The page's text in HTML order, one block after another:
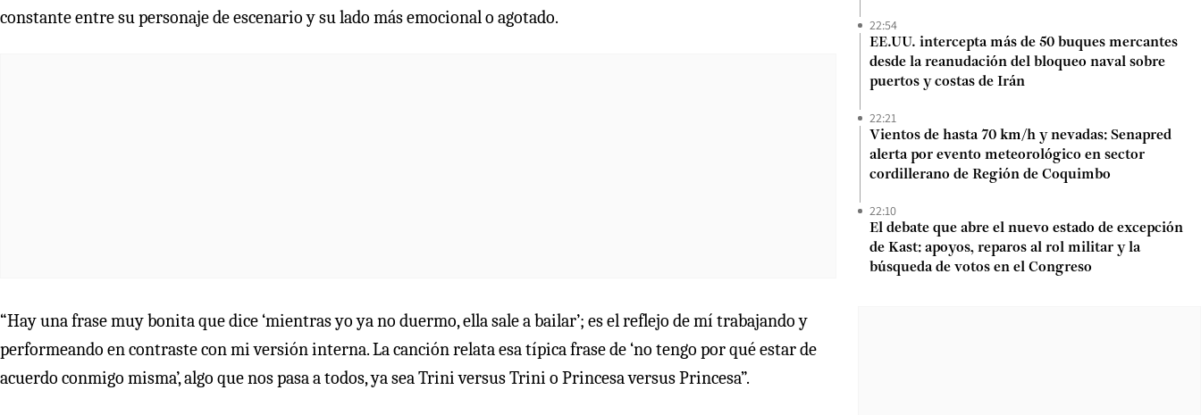
constante entre su personaje de escenario y su lado más emocional o agotado.
“Hay una frase muy bonita que dice ‘mientras yo ya no duermo, ella sale a bailar’; es el reflejo de mí trabajando y
performeando en contraste con mi versión interna. La canción relata esa típica frase de ‘no tengo por qué estar de
acuerdo conmigo misma’, algo que nos pasa a todos, ya sea Trini versus Trini o Princesa versus Princesa”.
22:54
EE.UU. intercepta más de 50 buques mercantes
desde la reanudación del bloqueo naval sobre
puertos y costas de Irán
22:21
Vientos de hasta 70 km/h y nevadas: Senapred
alerta por evento meteorológico en sector
cordillerano de Región de Coquimbo
22:10
El debate que abre el nuevo estado de excepción
de Kast: apoyos, reparos al rol militar y la
búsqueda de votos en el Congreso